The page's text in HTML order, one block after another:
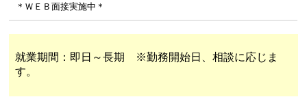
＊ＷＥＢ面接実施中＊
就業期間：即日～長期 ※勤務開始日、相談に応じま
す。